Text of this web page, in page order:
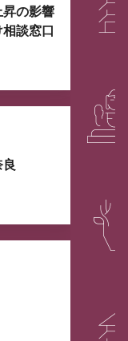
昇の影響
談窓口